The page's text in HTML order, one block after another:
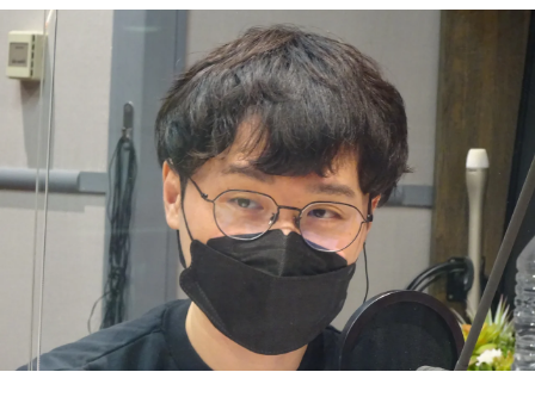
イベント・グッズ